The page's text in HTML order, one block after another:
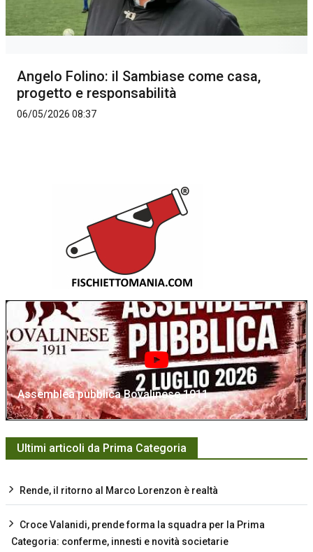
Angelo Folino: il Sambiase come casa,
progetto e responsabilità
06/05/2026 08:37
Assemblea pubblica Bovalinese 1911
Ultimi articoli da Prima Categoria
Rende, il ritorno al Marco Lorenzon è realtà
Croce Valanidi, prende forma la squadra per la Prima
Categoria: conferme, innesti e novità societarie